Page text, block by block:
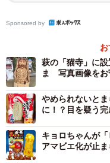
ちょっとしたお持たせに「
せんべいを発売した亀井堂
ですが、今回のコロナ
ップ。「通常は3～4月
惨憺たる状態」と“5代
開策としてネット通販
ター上でチロルチョコ
「おかしつなぎ」を知
Sponsored by
萩の「猫寺」に
ま 写真画像をお
やめられないと
に！？目を疑う
キョロちゃんが
アマビエ化が止